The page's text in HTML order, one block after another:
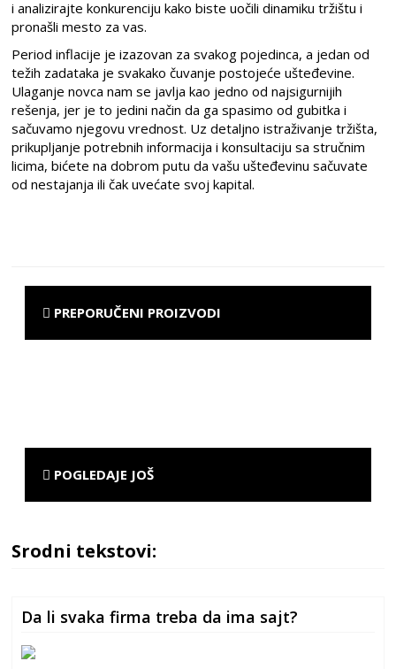
i analizirajte konkurenciju kako biste uočili dinamiku tržištu i
pronašli mesto za vas.
Period inflacije je izazovan za svakog pojedinca, a jedan od
težih zadataka je svakako čuvanje postojeće ušteđevine.
Ulaganje novca nam se javlja kao jedno od najsigurnijih
rešenja, jer je to jedini način da ga spasimo od gubitka i
sačuvamo njegovu vrednost. Uz detaljno istraživanje tržišta,
prikupljanje potrebnih informacija i konsultaciju sa stručnim
licima, bićete na dobrom putu da vašu ušteđevinu sačuvate
od nestajanja ili čak uvećate svoj kapital.
PREPORUČENI PROIZVODI
POGLEDAJE JOŠ
Srodni tekstovi:
Da li svaka firma treba da ima sajt?